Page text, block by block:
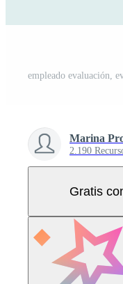
Marina
2.190
Gratis